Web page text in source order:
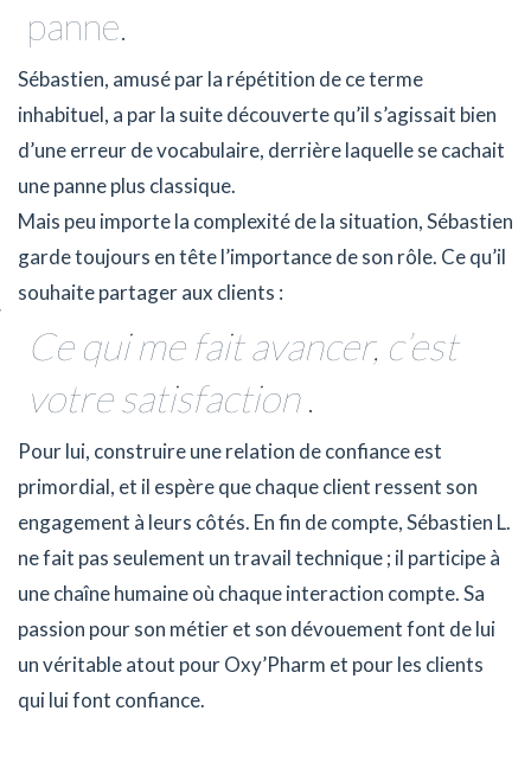
panne.
Sébastien, amusé par la répétition de ce terme
inhabituel, a par la suite découverte qu’il s’agissait bien
d’une erreur de vocabulaire, derrière laquelle se cachait
une panne plus classique.
Mais peu importe la complexité de la situation, Sébastien
garde toujours en tête l’importance de son rôle. Ce qu’il
souhaite partager aux clients :
Ce qui me fait avancer, c’est
votre satisfaction
Pour lui, construire une relation de confiance est
primordial, et il espère que chaque client ressent son
engagement à leurs côtés. En fin de compte, Sébastien L.
ne fait pas seulement un travail technique ; il participe à
une chaîne humaine où chaque interaction compte. Sa
passion pour son métier et son dévouement font de lui
un véritable atout pour Oxy’Pharm et pour les clients
qui lui font confiance.